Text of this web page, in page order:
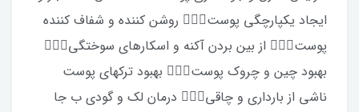
ایجاد یکپارچگی پوست⁦🙋🏼‍♀️⁩ روشن کننده و شفاف کننده
بهبود چین و چروک پوست⁦🙋🏼‍♀️⁩ بهبود ترکهای پوست
ناشی از بارداری و چاقی⁦🙋🏼‍♀️⁩ درمان لک و گودی ب جا